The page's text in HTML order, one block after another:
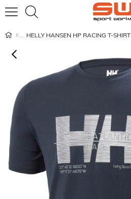
HELLY HANSEN HP RACING T-SHIRT